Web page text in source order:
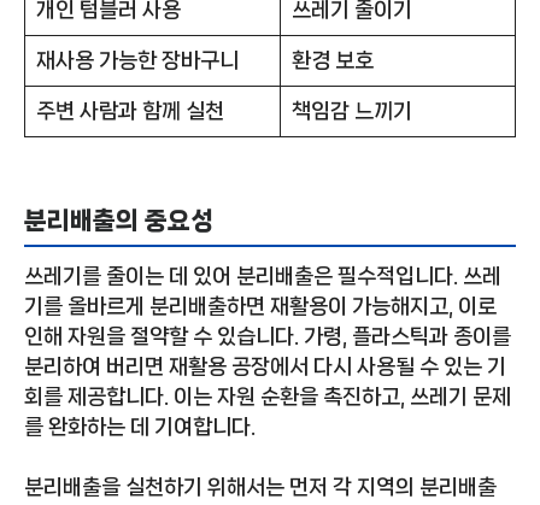
개인 텀블러 사용 쓰레기 줄이기
재사용 가능한 장바구니 환경 보호
주변 사람과 함께 실천 책임감 느끼기
분리배출의 중요성
쓰레기를 줄이는 데 있어 분리배출은 필수적입니다. 쓰레
기를 올바르게 분리배출하면 재활용이 가능해지고, 이로
인해 자원을 절약할 수 있습니다. 가령, 플라스틱과 종이를
분리하여 버리면 재활용 공장에서 다시 사용될 수 있는 기
회를 제공합니다. 이는 자원 순환을 촉진하고, 쓰레기 문제
를 완화하는 데 기여합니다.
분리배출을 실천하기 위해서는 먼저 각 지역의 분리배출